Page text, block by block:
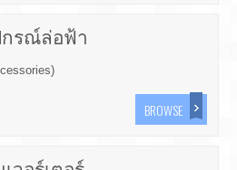
รณ์ล่อฟ้า
BROWSE